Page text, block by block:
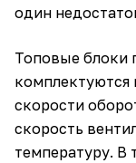
один
Топовые блоки
комплектуются
скорости
скорость
температуру. В